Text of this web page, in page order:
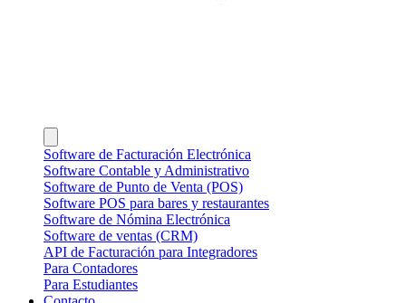
Software de Facturación Electrónica
Software Contable y Administrativo
Software de Punto de Venta (POS)
Software POS para bares y restaurantes
Software de Nómina Electrónica
Software de ventas (CRM)
API de Facturación para Integradores
Para Contadores
Para Estudiantes